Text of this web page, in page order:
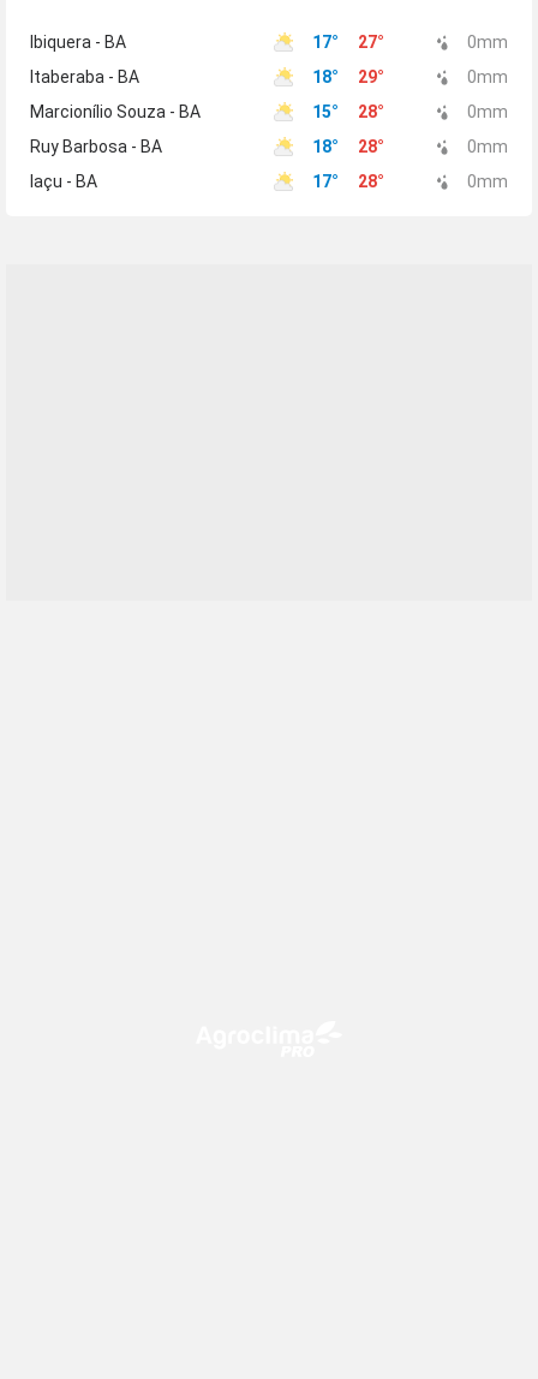
Ibiquera - BA 17° 27° 0mm
Itaberaba - BA
18° 29° 0mm
Marcionílio Souza - BA
15° 28° 0mm
Ruy Barbosa - BA
18° 28° 0mm
Iaçu - BA
17° 28° 0mm